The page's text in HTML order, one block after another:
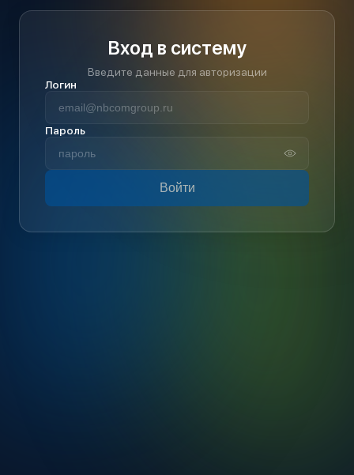
Вход в систему
Введите данные для авторизации
Логин
Пароль
Войти